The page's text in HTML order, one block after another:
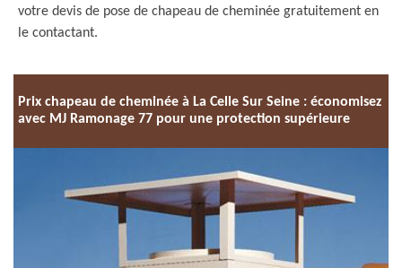
votre devis de pose de chapeau de cheminée gratuitement en
le contactant.
Prix chapeau de cheminée à La Celle Sur Seine : économisez
avec MJ Ramonage 77 pour une protection supérieure